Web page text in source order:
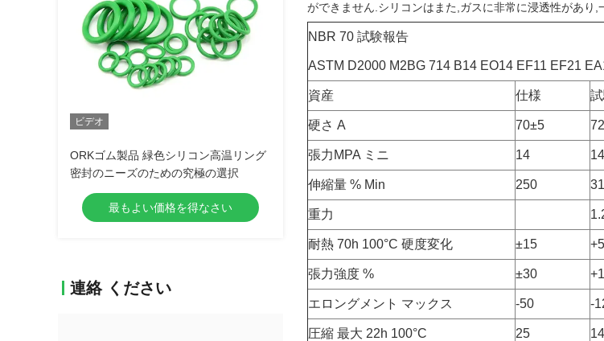
ビデオ
ORKゴム製品 緑色シリコン高温リング
密封のニーズのための究極の選択
最もよい価格を得なさい
連絡 ください
ができません.シリコンはまた,ガスに非常に浸透性があり
NBR 70 試験報告
ASTM D2000 M2BG 714 B14 EO14 EF11 EF21
資産 仕様
硬さ A 70±5 72
張力MPA ミニ 14
伸縮量 % Min 250
重力
耐熱 70h 100°C 硬度変化 ±15 +5
張力強度 % ±30
エロングメント マックス -50 -
圧縮 最大 22h 100°C 25 14